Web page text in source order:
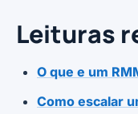
Leituras
O que e um
Como escalar